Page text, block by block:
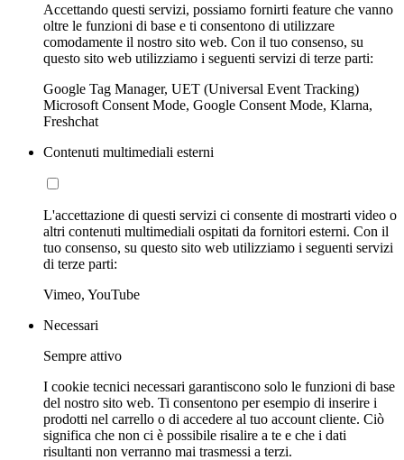
Accettando questi servizi, possiamo fornirti feature che vanno
oltre le funzioni di base e ti consentono di utilizzare
comodamente il nostro sito web. Con il tuo consenso, su
questo sito web utilizziamo i seguenti servizi di terze parti:
Google Tag Manager, UET (Universal Event Tracking)
Microsoft Consent Mode, Google Consent Mode, Klarna,
Freshchat
Contenuti multimediali esterni
L'accettazione di questi servizi ci consente di mostrarti video o
altri contenuti multimediali ospitati da fornitori esterni. Con il
tuo consenso, su questo sito web utilizziamo i seguenti servizi
di terze parti:
Vimeo, YouTube
Necessari
Sempre attivo
I cookie tecnici necessari garantiscono solo le funzioni di base
del nostro sito web. Ti consentono per esempio di inserire i
prodotti nel carrello o di accedere al tuo account cliente. Ciò
significa che non ci è possibile risalire a te e che i dati
risultanti non verranno mai trasmessi a terzi.